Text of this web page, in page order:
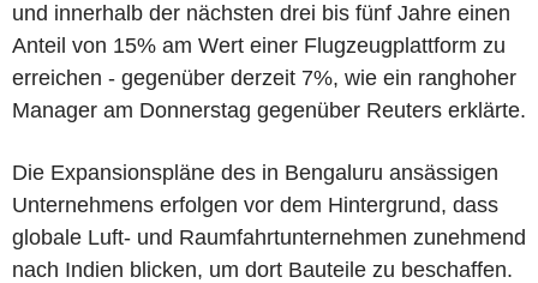
und innerhalb der nächsten drei bis fünf Jahre einen
Anteil von 15% am Wert einer Flugzeugplattform zu
erreichen - gegenüber derzeit 7%, wie ein ranghoher
Manager am Donnerstag gegenüber Reuters erklärte.
Die Expansionspläne des in Bengaluru ansässigen
Unternehmens erfolgen vor dem Hintergrund, dass
globale Luft- und Raumfahrtunternehmen zunehmend
nach Indien blicken, um dort Bauteile zu beschaffen.